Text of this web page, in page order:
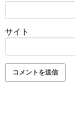
サイト